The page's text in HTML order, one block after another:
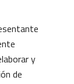
y
de